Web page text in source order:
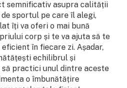
semnificativ asupra calității
sportul pe care îl alegi,
îți va oferi o mai bună
corp și te va ajuta să te
în fiecare zi. Așadar,
echilibrul și
să practici unul dintre aceste
o îmbunătățire